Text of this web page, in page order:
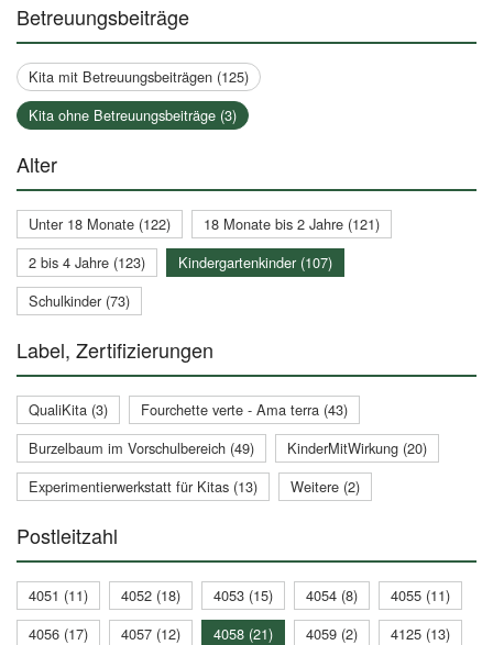
Betreuungsbeiträge
Kita mit Betreuungsbeiträgen (125)
Kita ohne Betreuungsbeiträge (3)
Alter
Unter 18 Monate (122)
18 Monate bis 2 Jahre (121)
2 bis 4 Jahre (123)
Kindergartenkinder (107)
Schulkinder (73)
Label, Zertifizierungen
QualiKita (3)
Fourchette verte - Ama terra (43)
Burzelbaum im Vorschulbereich (49)
KinderMitWirkung (20)
Experimentierwerkstatt für Kitas (13)
Weitere (2)
Postleitzahl
4051 (11) 4052 (18) 4053 (15) 4054 (8)
4055 (11)
4056 (17)
4057 (12) 4058 (21) 4059 (2) 4125 (13)